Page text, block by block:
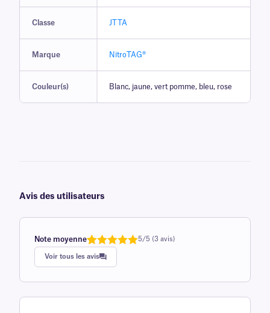
Classe JTTA
Marque NitroTAG®
Couleur(s) Blanc, jaune, vert pomme, bleu, rose
Avis des utilisateurs
Note moyenne
Note
sur 5
basée sur
1
avis client
5/5 (3 avis)
Voir tous les avis